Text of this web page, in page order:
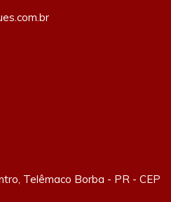
Telêmaco Borba - PR - CEP